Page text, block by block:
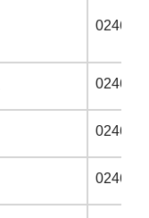
0246-
0246-
0246-
0246-